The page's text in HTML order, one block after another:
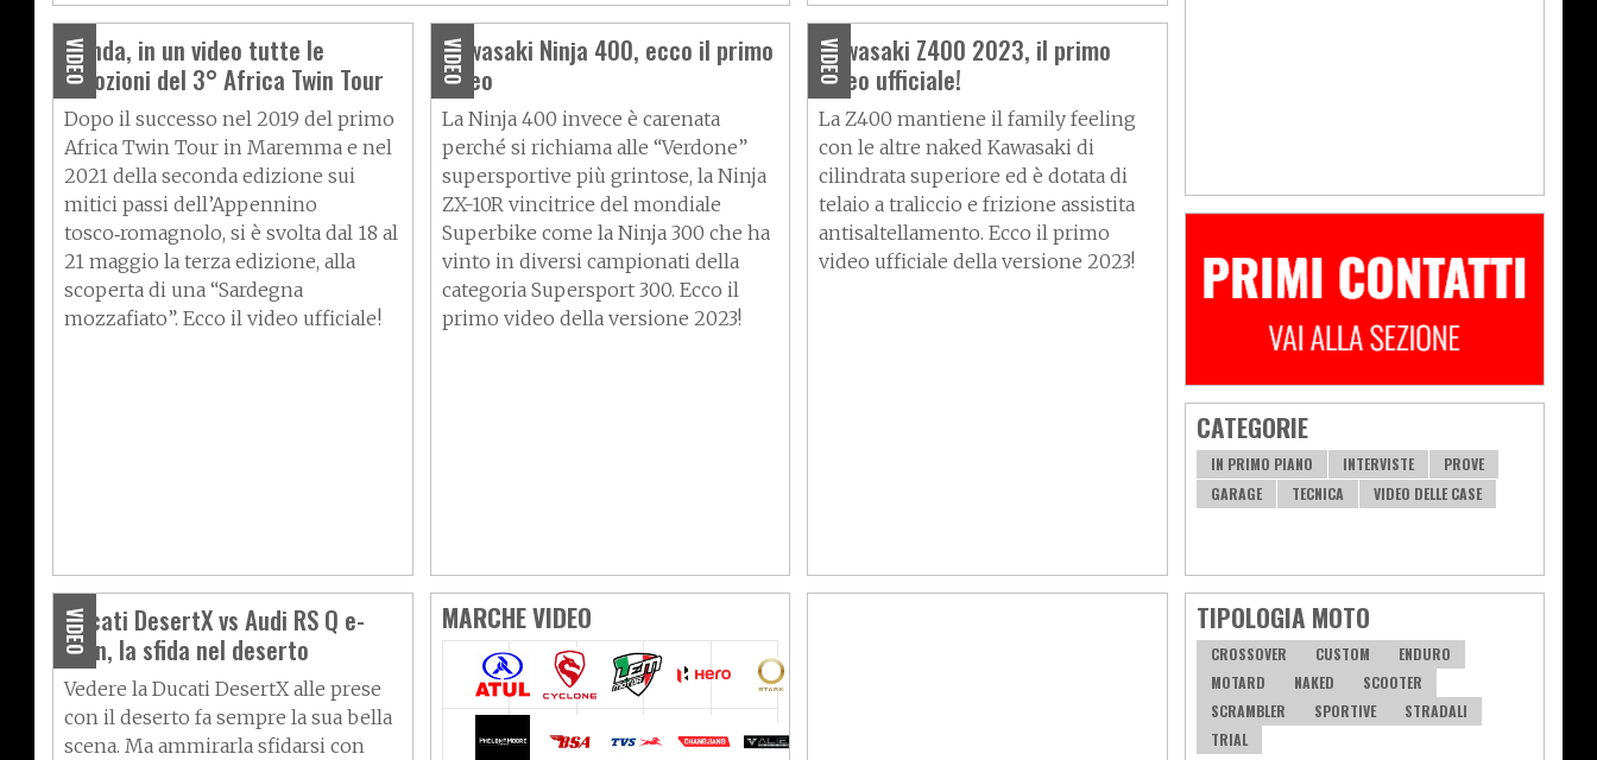
VIDEO
Honda, in un video tutte le
emozioni del 3° Africa Twin Tour
Dopo il successo nel 2019 del primo
Africa Twin Tour in Maremma e nel
2021 della seconda edizione sui
mitici passi dell’Appennino
tosco‑romagnolo, si è svolta dal 18 al
21 maggio la terza edizione, alla
scoperta di una “Sardegna
mozzafiato”. Ecco il video ufficiale!
VIDEO
Kawasaki Ninja 400, ecco il primo
video
La Ninja 400 invece è carenata
perché si richiama alle “Verdone”
supersportive più grintose, la Ninja
ZX-10Rvincitrice del mondiale
Superbike come la Ninja 300 che ha
vinto in diversi campionati della
categoria Supersport 300. Ecco il
primo video della versione 2023!
VIDEO
Kawasaki Z400 2023, il primo
video ufficiale!
La Z400 mantiene il family feeling
con le altre naked Kawasaki di
cilindrata superiore ed è dotata di
telaio a traliccio e frizione assistita
antisaltellamento. Ecco il primo
video ufficiale della versione 2023!
CATEGORIE
IN PRIMO PIANO INTERVISTE
PROVE
GARAGE
TECNICA VIDEO DELLE CASE
VIDEO
Ducati DesertX vs Audi RS Q e-
tron, la sfida nel deserto
Vedere la Ducati DesertXalle prese
con il deserto fa sempre la sua bella
scena. Ma ammirarla sfidarsi con
MARCHE VIDEO TIPOLOGIA MOTO
CROSSOVER CUSTOM
ENDURO
MOTARD
NAKED
SCOOTER
SCRAMBLER
SPORTIVE
STRADALI
TRIAL